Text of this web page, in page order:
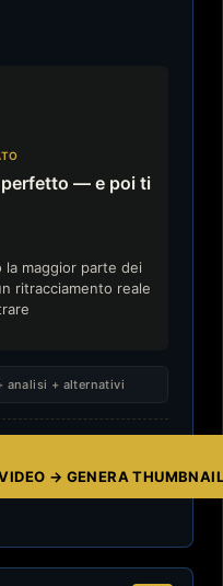
perfetto — e poi ti
la maggior parte dei
ritracciamento reale
analisi + alternativi
→ GENERA THUMBNAIL